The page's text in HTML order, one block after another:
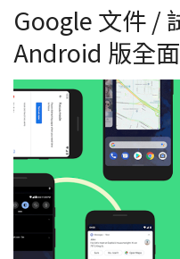
Google 文件 /
Android 版全